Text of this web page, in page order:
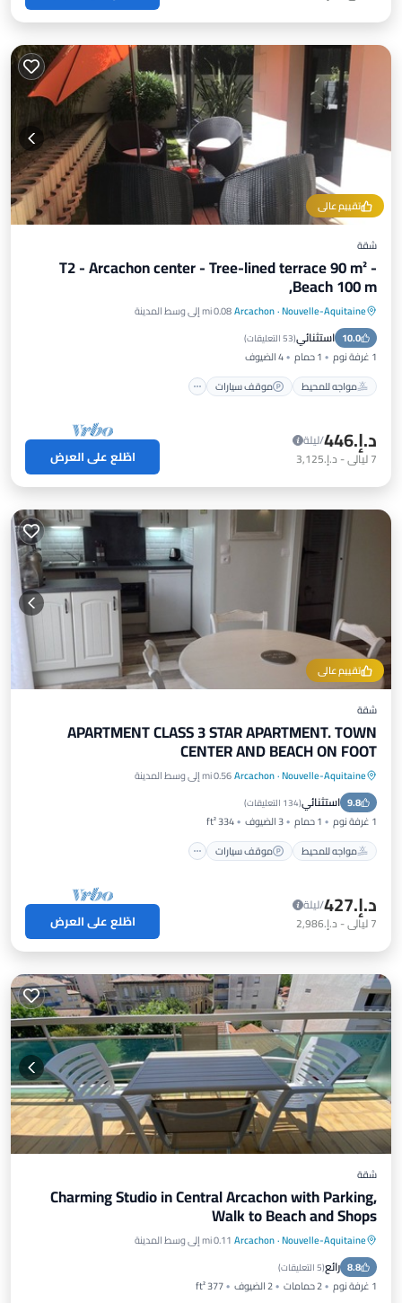
تقييم عالي
شقة
T2 - Arcachon center - Tree-lined terrace 90 m² -
Beach 100 m,
Nouvelle-Aquitaine
·
Arcachon0.08 mi إلى وسط المدينة
10.0 استثنائي(53 التعليقات )
1 غرفة نوم 1 حمام
4 الضيوف
مواجه للمحيط
موقف سيارات
مواجه للمحيط
موقف سيارات
إطلالة على المحيط
د.إ.‏446
/ليلة
7ليالي- د.إ.‏3,125 اطّلع على العرض
تقييم عالي
شقة
APARTMENT CLASS 3 STAR APARTMENT. TOWN
CENTER AND BEACH ON FOOT
Nouvelle-Aquitaine
·
Arcachon0.56 mi إلى وسط المدينة
9.8 استثنائي(134 التعليقات )
1 غرفة نوم 1 حمام 3 الضيوف
334 ft²
مواجه للمحيط
موقف سيارات
مواجه للمحيط
موقف سيارات
إطلالة على المحيط
د.إ.‏427
/ليلة
7ليالي- د.إ.‏2,986 اطّلع على العرض
شقة
Charming Studio in Central Arcachon with Parking,
Walk to Beach and Shops
Nouvelle-Aquitaine
·
Arcachon 0.11 mi إلى وسط المدينة
8.8 رائع(5 التعليقات )
1 غرفة نوم 2 حمامات 2 الضيوف
377 ft²
مواجه للمحيط
موقف سيارات
إطلالة على المحيط